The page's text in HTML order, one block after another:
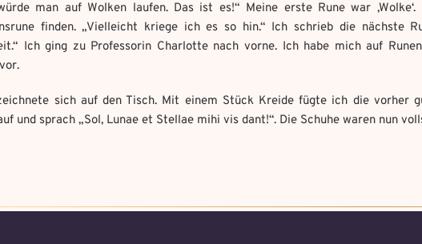
man auf Wolken laufen. Das ist es!“ Meine erste Rune war
finden. „Vielleicht kriege ich es so hin.“ Ich schrieb die nächste
Ich ging zu Professorin Charlotte nach vorne. Ich habe mich auf
sich auf den Tisch. Mit einem Stück Kreide fügte ich die vorher
und sprach „Sol, Lunae et Stellae mihi vis dant!“. Die Schuhe waren nun